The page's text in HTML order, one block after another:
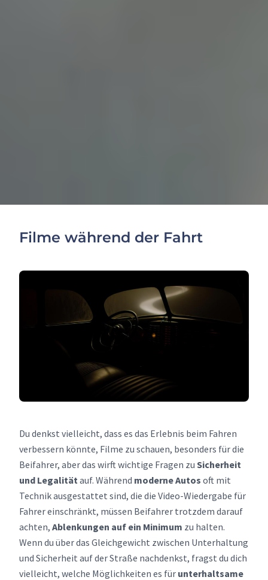
Filme während der Fahrt
Du denkst vielleicht, dass es das Erlebnis beim Fahren
verbessern könnte, Filme zu schauen, besonders für die
Beifahrer, aber das wirft wichtige Fragen zu Sicherheit
und Legalität auf. Während moderne Autos oft mit
Technik ausgestattet sind, die die Video-Wiedergabe für
Fahrer einschränkt, müssen Beifahrer trotzdem darauf
achten, Ablenkungen auf ein Minimum zu halten.
Wenn du über das Gleichgewicht zwischen Unterhaltung
und Sicherheit auf der Straße nachdenkst, fragst du dich
vielleicht, welche Möglichkeiten es für unterhaltsame